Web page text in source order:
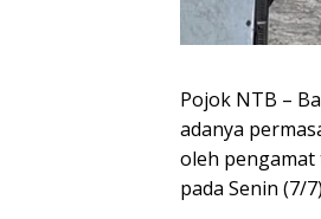
Pojok NTB –
adanya
oleh pengamat
pada Senin (7/